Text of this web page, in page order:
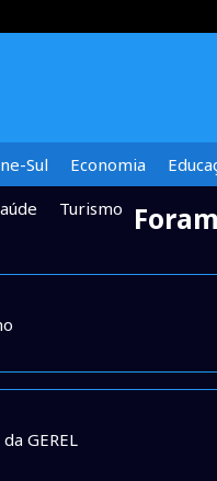
Sul Economia
Turismo
GEREL